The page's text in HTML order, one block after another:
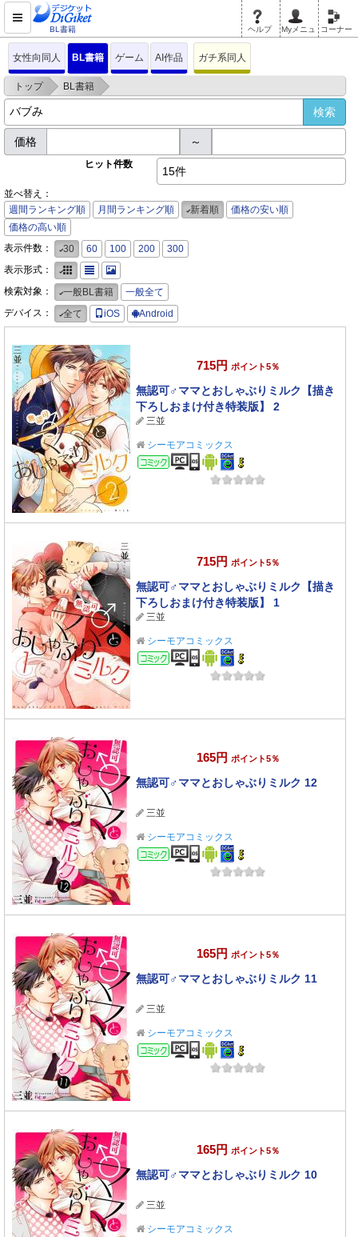
BL書籍 ヘルプ Myメニュ コーナー
女性向同人 BL書籍 ゲーム AI作品 ガチ系同人
トップ > BL書籍 >
価格 ～
ヒット件数
15件
並べ替え：
週間ランキング順
月間ランキング順 新着順
価格の安い順
価格の高い順
表示件数：
30 60 100 200
300
表示形式：
検索対象：
一般BL書籍
一般全て
デバイス：
全て iOS Android
715円 ポイント5％
無認可♂ママとおしゃぶりミルク【描き
下ろしおまけ付き特装版】 2
三並
シーモアコミックス
コミック
715円 ポイント5％
無認可♂ママとおしゃぶりミルク【描き
下ろしおまけ付き特装版】 1
三並
シーモアコミックス
コミック
165円 ポイント5％
無認可♂ママとおしゃぶりミルク 12
三並
シーモアコミックス
コミック
165円 ポイント5％
無認可♂ママとおしゃぶりミルク 11
三並
シーモアコミックス
コミック
165円 ポイント5％
無認可♂ママとおしゃぶりミルク 10
三並
シーモアコミックス